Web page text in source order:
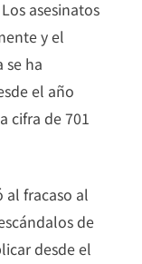
asesinatos
y el
se ha
el año
cifra de 701
fracaso al
de
desde el